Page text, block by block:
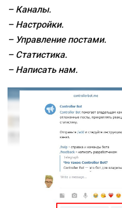
– Каналы.
– Настройки.
– Управление постами.
– Статистика.
– Написать нам.